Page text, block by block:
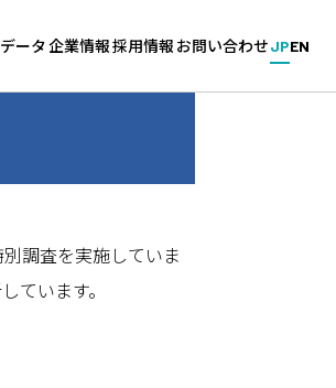
ータ
マーケットの分析
企業情報採用情報 お問い合わせJPEN
調査を実施していま
ています。